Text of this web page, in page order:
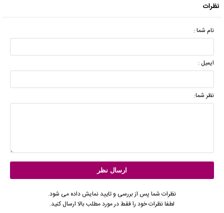
نظرات
نام شما :
ایمیل :
نظر شما:
نظرات شما پس از بررسی و تایید نمایش داده می شود.
لطفا نظرات خود را فقط در مورد مطلب بالا ارسال کنید.